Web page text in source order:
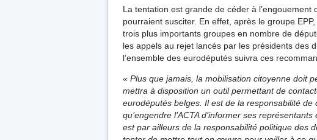
ACTA transforme les intermédiaires
L’ACTA introduit une responsabilité pénale
commerciales impliquant « un avantage
incite à favoriser des mesures « rapides et
prévenir les éventuels échanges portant sur du
poussant à une automatisation des sanctions,
notamment au contrevenant présumé la
opposés.
Les fournisseurs d’accès à Internet, les
La tentation est grande de céder à
pourraient susciter. En effet, après le groupe
trois plus importants groupes en nombre de
les appels au rejet lancés par les présidents des
l’ensemble des eurodéputés suivra ces
« Plus que jamais, la mobilisation citoyenne doit
mettra à disposition un outil permettant de
eurodéputés belges. Il est de la responsabilité
qu’engendre l’ACTA d’informer ses
est par ailleurs de la responsabilité politique des